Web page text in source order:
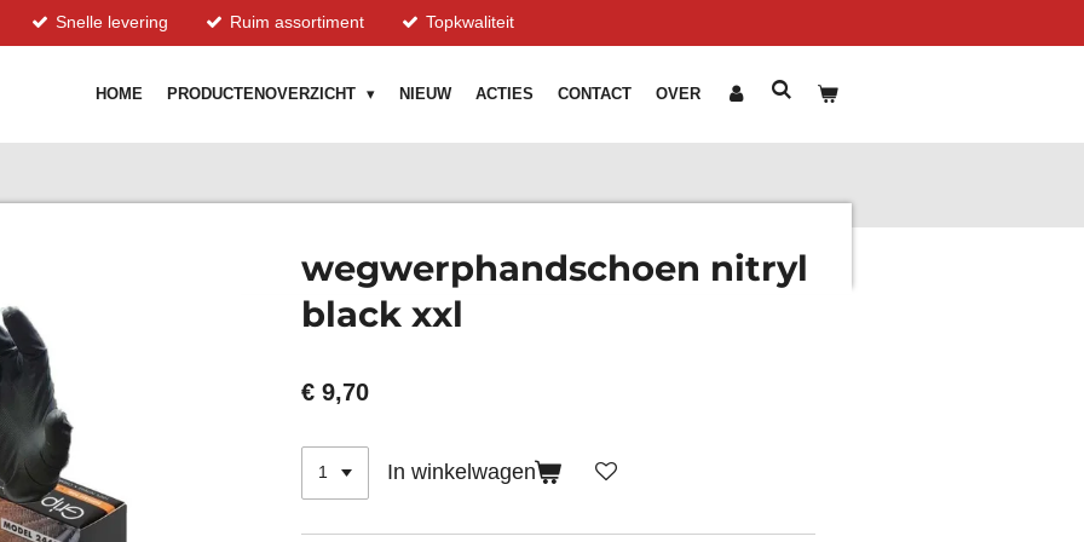
Snelle levering Ruim assortiment Topkwaliteit
HOME PRODUCTENOVERZICHT NIEUW ACTIES CONTACT OVER
wegwerphandschoen nitryl
black xxl
€ 9,70
In winkelwagen